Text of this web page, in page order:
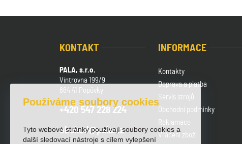
KONTAKT
PALA, s.r.o.
Vintrovna 199/9
664 41 Popůvky
+420 547 228 224
obchod@pala.cz
INFORMACE
Kontakty
Doprava a platba
Servis strojů
Obchodní podmínky
Reklamace
Vrácení zboží
Používáme soubory cookies
Tyto webové stránky používají soubory cookies a
další sledovací nástroje s cílem vylepšení